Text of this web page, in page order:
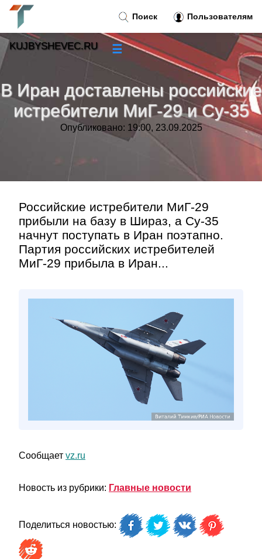
В Иран доставлены российские
истребители МиГ-29 и Су-35
Опубликовано: 19:00, 23.09.2025
Российские истребители МиГ-29
прибыли на базу в Шираз, а Су-35
начнут поступать в Иран поэтапно.
Партия российских истребителей
МиГ-29 прибыла в Иран...
Сообщает vz.ru
Новость из рубрики: Главные новости
Поделиться новостью:
Поиск Пользователям
KUJBYSHEVEC.RU ☰
»
Тренды новостей»
»
Контакт»